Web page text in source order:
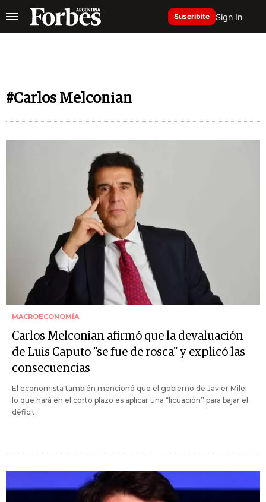
Suscribite Sign In
#Carlos Melconian
MACROECONOMÍA
Carlos Melconian afirmó que la devaluación
de Luis Caputo "se fue de rosca" y explicó las
consecuencias
El economista también mencionó que el gobierno de Javier Milei
lo que hará en el corto plazo es aplicar una “licuación” para bajar el
déficit.